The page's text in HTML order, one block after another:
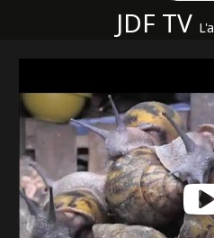
JDF TV